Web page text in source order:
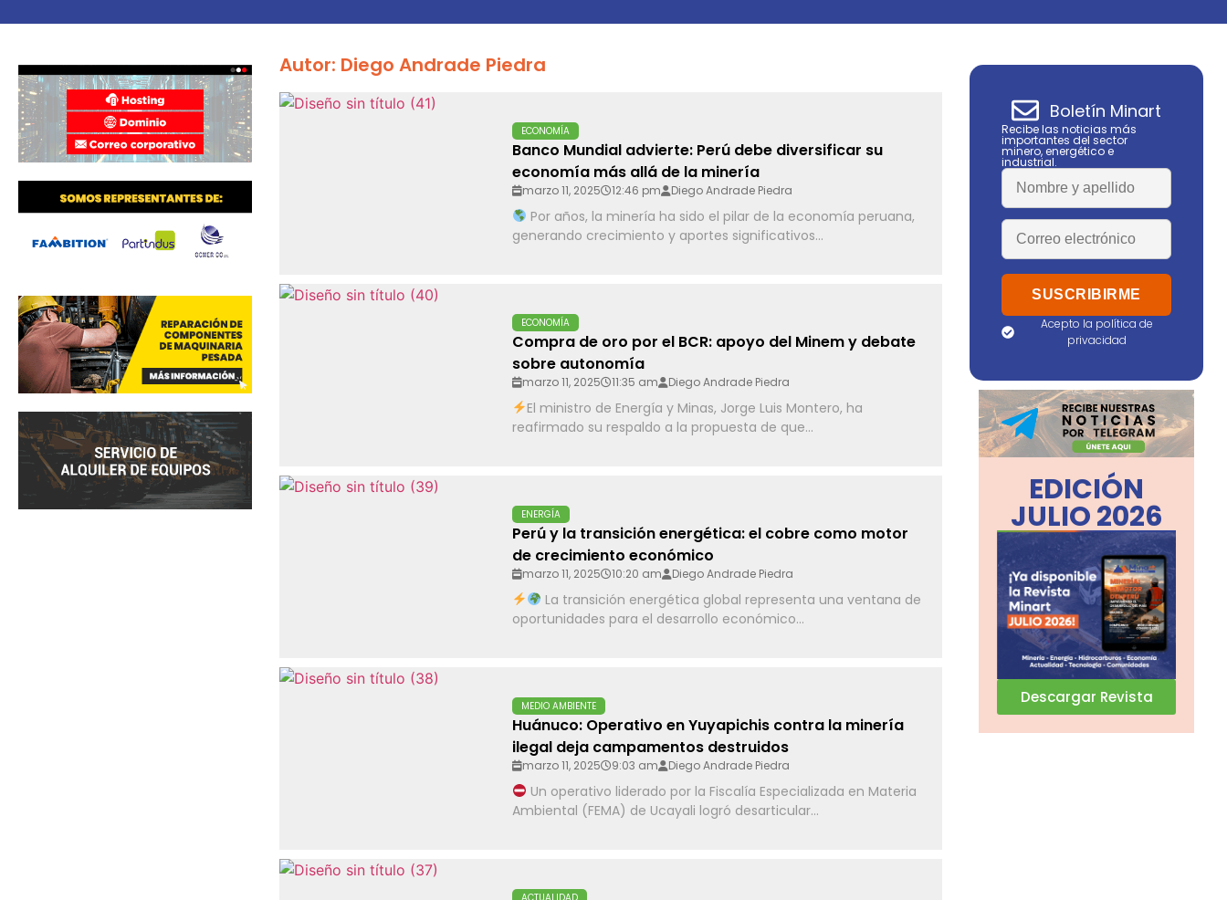
Autor: Diego Andrade Piedra
ECONOMÍA
Banco Mundial advierte: Perú debe diversificar su
economía más allá de la minería
marzo 11, 2025 12:46 pm Diego Andrade Piedra
Por años, la minería ha sido el pilar de la economía peruana,
generando crecimiento y aportes significativos...
ECONOMÍA
Compra de oro por el BCR: apoyo del Minem y debate
sobre autonomía
marzo 11, 2025 11:35 am Diego Andrade Piedra
El ministro de Energía y Minas, Jorge Luis Montero, ha
reafirmado su respaldo a la propuesta de que...
ENERGÍA
Perú y la transición energética: el cobre como motor
de crecimiento económico
marzo 11, 2025 10:20 am Diego Andrade Piedra
La transición energética global representa una ventana de
oportunidades para el desarrollo económico...
MEDIO AMBIENTE
Huánuco: Operativo en Yuyapichis contra la minería
ilegal deja campamentos destruidos
marzo 11, 2025 9:03 am Diego Andrade Piedra
Un operativo liderado por la Fiscalía Especializada en Materia
Ambiental (FEMA) de Ucayali logró desarticular...
Boletín Minart
Recibe las noticias más
importantes del sector
minero, energético e
industrial.
Acepto la política de
privacidad
EDICIÓN
JULIO 2026
Descargar Revista